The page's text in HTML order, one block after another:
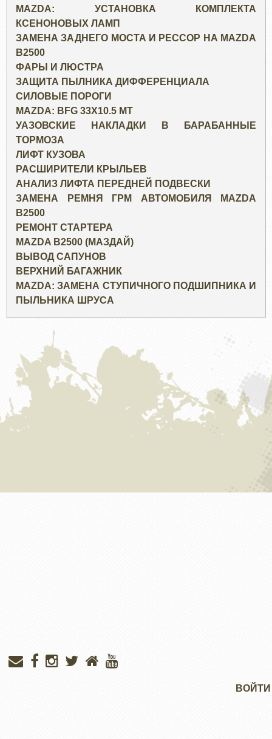
MAZDA: УСТАНОВКА КОМПЛЕКТА
КСЕНОНОВЫХ ЛАМП
ЗАМЕНА ЗАДНЕГО МОСТА И РЕССОР НА MAZDA
B2500
ФАРЫ И ЛЮСТРА
ЗАЩИТА ПЫЛНИКА ДИФФЕРЕНЦИАЛА
СИЛОВЫЕ ПОРОГИ
MAZDA: BFG 33X10.5 MT
УАЗОВСКИЕ НАКЛАДКИ В БАРАБАННЫЕ
ТОРМОЗА
ЛИФТ КУЗОВА
РАСШИРИТЕЛИ КРЫЛЬЕВ
АНАЛИЗ ЛИФТА ПЕРЕДНЕЙ ПОДВЕСКИ
ЗАМЕНА РЕМНЯ ГРМ АВТОМОБИЛЯ MAZDA
B2500
РЕМОНТ СТАРТЕРА
MAZDA B2500 (МАЗДАЙ)
ВЫВОД САПУНОВ
ВЕРХНИЙ БАГАЖНИК
MAZDA: ЗАМЕНА СТУПИЧНОГО ПОДШИПНИКА И
ПЫЛЬНИКА ШРУСА
ВОЙТИ